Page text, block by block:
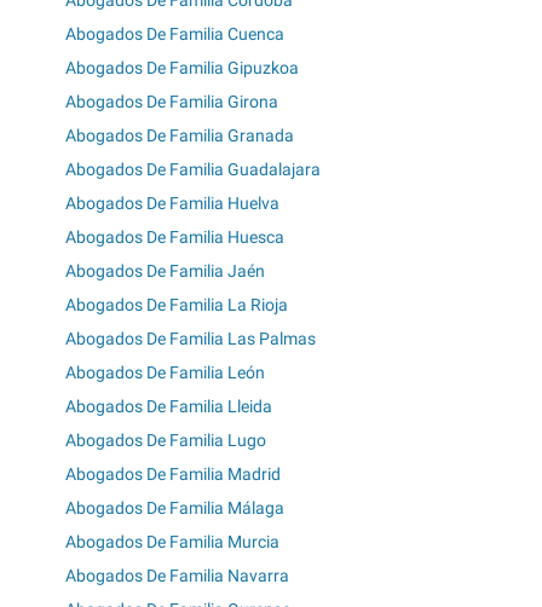
Abogados De Familia Cuenca
Abogados De Familia Gipuzkoa
Abogados De Familia Girona
Abogados De Familia Granada
Abogados De Familia Guadalajara
Abogados De Familia Huelva
Abogados De Familia Huesca
Abogados De Familia Jaén
Abogados De Familia La Rioja
Abogados De Familia Las Palmas
Abogados De Familia León
Abogados De Familia Lleida
Abogados De Familia Lugo
Abogados De Familia Madrid
Abogados De Familia Málaga
Abogados De Familia Murcia
Abogados De Familia Navarra